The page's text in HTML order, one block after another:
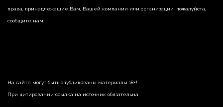
права, принадлежащие Вам, Вашей компании или организации, пожалуйста,
сообщите нам.
На сайте могут быть опубликованы материалы 18+!
При цитировании ссылка на источник обязательна.